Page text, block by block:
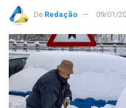
De Redação 09/01/